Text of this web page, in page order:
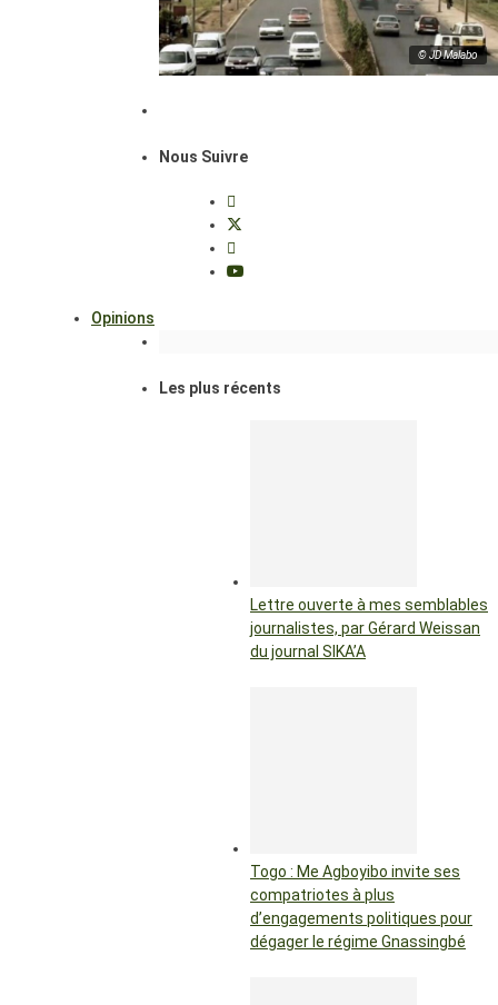
© JD Malabo
Nous Suivre
Opinions
Les plus récents
Lettre ouverte à mes semblables
journalistes, par Gérard Weissan
du journal SIKA’A
Togo : Me Agboyibo invite ses
compatriotes à plus
d’engagements politiques pour
dégager le régime Gnassingbé